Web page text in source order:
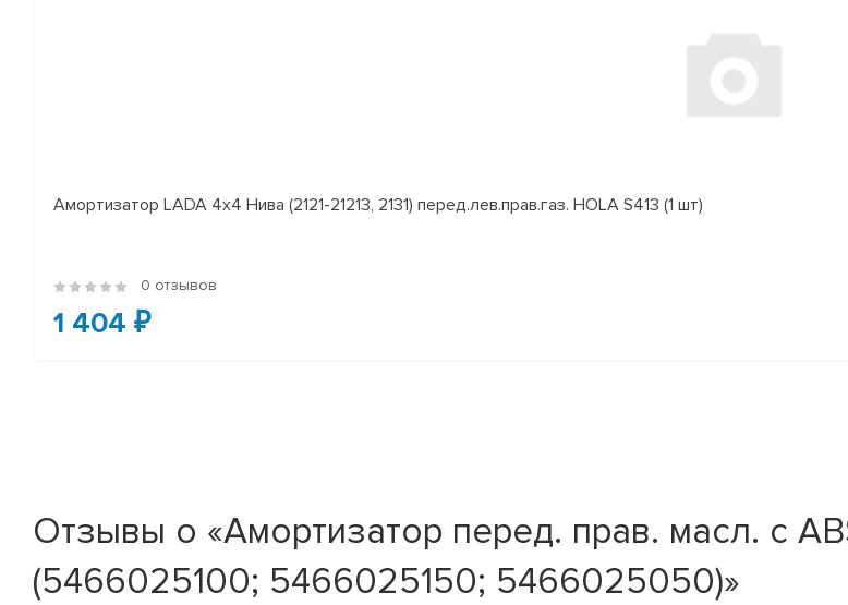
Амортизатор LADA 4x4 Нива (2121-21213, 2131) перед.лев.прав.газ. HOLA S413 (1 шт)
0 отзывов
1 404 ₽
Отзывы о «Амортизатор перед. прав. масл. c
(5466025100; 5466025150; 5466025050)»